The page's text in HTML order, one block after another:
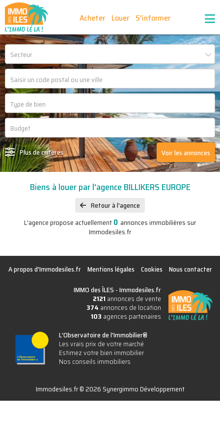
Acheter Louer S'informer
Nos outils Ma sélection d'annonces
Recrutement Partenaires
Secteur
Plus de critères Voir les annonces
Biens à louer par l'agence BILLIKERS EUROPE
Retour à l'agence
L'agence propose actuellement0 annonces immobilières sur
Immodesiles.fr
A propos d'Immodesiles.fr Mentions légales Cookies
Nous contacter
IMMO des ÎLES -Immodesiles.fr
2121 annonces de vente
374 annonces de location
103 agences partenaires
L'Observatoire de l'Immobilier®
Les vrais prix de votre marché
Estimez votre bien immobilier
Nos conseils immobiliers
Immodesiles.fr © 2026 Synergimmo Développement